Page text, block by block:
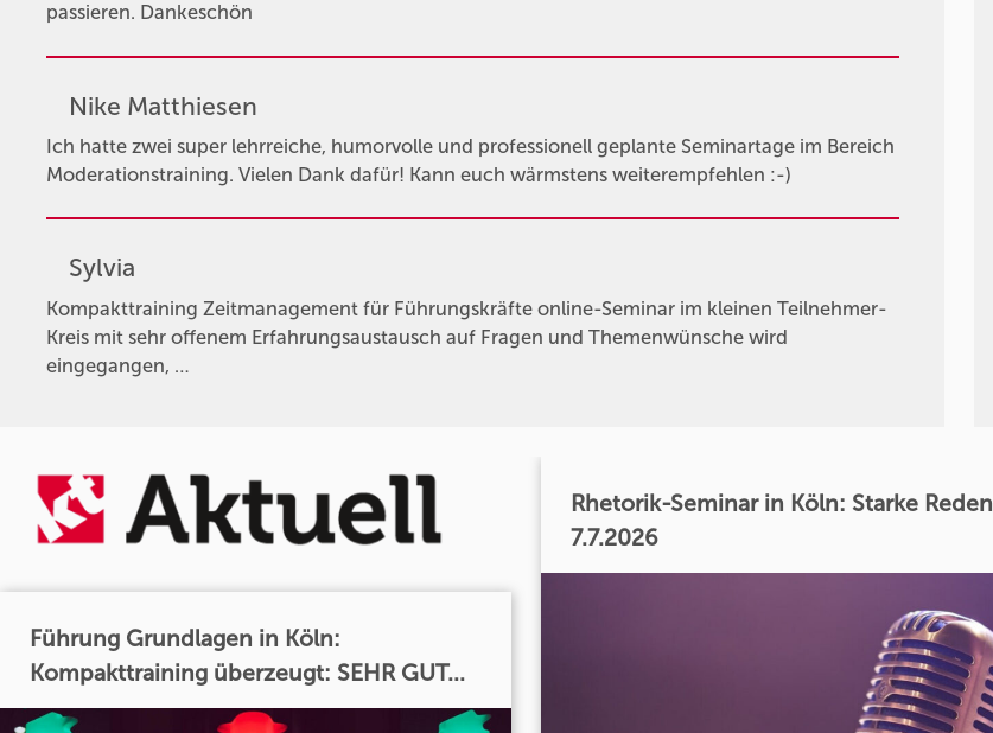
passieren. Dankeschön
Nike Matthiesen
Ich hatte zwei super lehrreiche, humorvolle und professionell geplante Seminartage im Bereich
Moderationstraining. Vielen Dank dafür! Kann euch wärmstens weiterempfehlen :-)
Sylvia
Kompakttraining Zeitmanagement für Führungskräfte online-Seminar im kleinen Teilnehmer-
Kreis mit sehr offenem Erfahrungsaustausch auf Fragen und Themenwünsche wird
eingegangen, …
Führung Grundlagen in Köln:
Kompakttraining überzeugt: SEHR GUT...
Rhetorik-Seminar in Köln: Starke Reden
7.7.2026